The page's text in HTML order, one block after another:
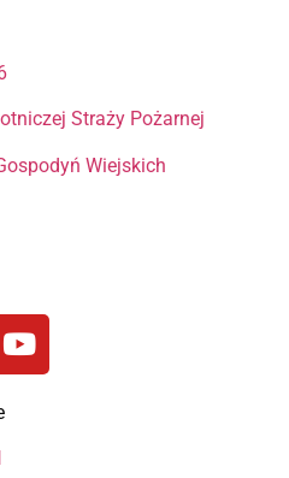
Straży Pożarnej
Wiejskich